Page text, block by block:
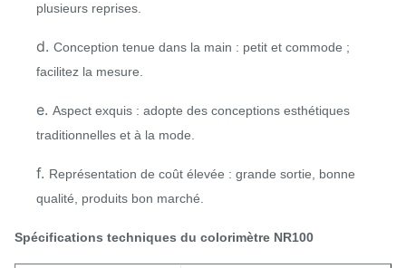
plusieurs reprises.
d. Conception tenue dans la main : petit et commode ;
facilitez la mesure.
e. Aspect exquis : adopte des conceptions esthétiques
traditionnelles et à la mode.
f. Représentation de coût élevée : grande sortie, bonne
qualité, produits bon marché.
Spécifications techniques du colorimètre NR100